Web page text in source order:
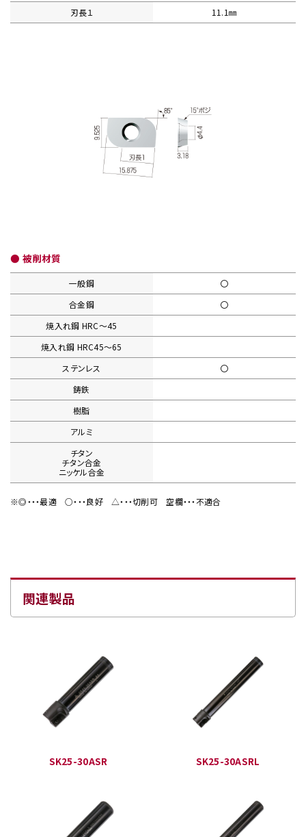
刃長１ 11.1㎜
● 被削材質
一般鋼
〇
合金鋼
〇
焼入れ鋼 HRC〜45
焼入れ鋼 HRC45〜65
ステンレス
〇
鋳鉄
樹脂
アルミ
チタン
チタン合金
ニッケル合金
※◎・・・最適○・・・良好△・・・切削可 空欄・・・不適合
関連製品
SK25-30ASR SK25-30ASRL